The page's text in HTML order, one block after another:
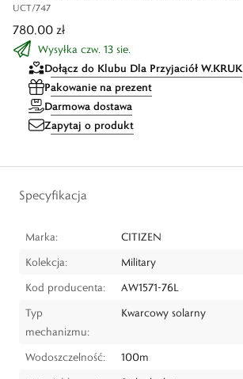
UCT/747
780,00 zł
Wysyłka czw. 13 sie.
Dołącz do Klubu Dla Przyjaciół W.KRUK
Pakowanie na prezent
Darmowa dostawa
Zapytaj o produkt
Specyfikacja
Marka:
CITIZEN
Kolekcja:
Military
Kod producenta:
AW1571-76L
Typ
mechanizmu:
Kwarcowy solarny
Wodoszczelność:
100m